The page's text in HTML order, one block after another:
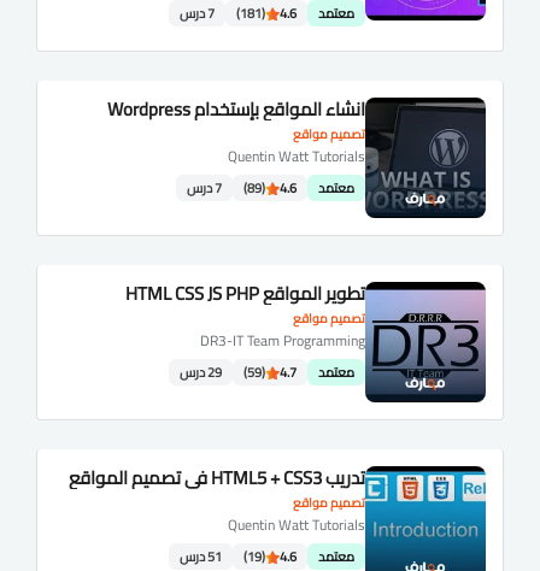
معتمد 4.6
(181) 7 درس
تصميم مواقع
انشاء المواقع بإستخدام Wordpress
Quentin Watt Tutorials
معتمد 4.6
(89) 7 درس
تصميم مواقع
تطوير المواقع HTML CSS JS PHP
DR3-IT Team Programming
معتمد 4.7
(59) 29 درس
تصميم مواقع
تدريب HTML5 + CSS3 في تصميم المواقع
Quentin Watt Tutorials
معتمد 4.6
(19) 51 درس